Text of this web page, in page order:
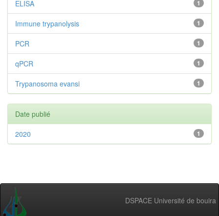
1
ELISA
1
Immune trypanolysis
1
PCR
1
qPCR
1
Trypanosoma evansi
Date publié
1
2020
DSPACE Université de bouira